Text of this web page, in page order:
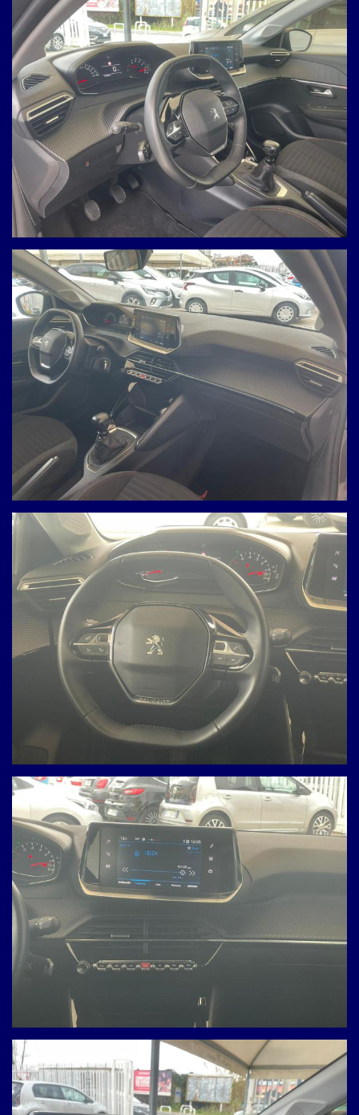
Ho letto e accettol'informativa privacy*
Acconsento al trattamento dei miei dati per finalità di
marketing
Invia
Queste informazioni non saranno condivise con terze parti